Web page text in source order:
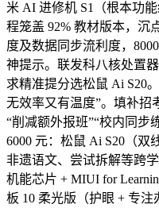
米 AI 进修机 S1（根本功
程笼盖 92% 教材版本，沉
度及数据同步流利度，
神提示。联发科八核处置
求精准提分选松鼠 Ai S20
无效率又有温度”。填补招
“削减额外报班”“校内同步
6000 元：松鼠 Ai S20（双
非遗语文、尝试拆解等跨
机能芯片 + MIUI for
板 10 柔光版（护眼 + 专